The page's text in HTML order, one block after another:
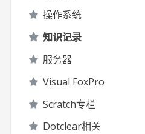
操作系统
知识记录
服务器
Visual FoxPro
Scratch专栏
Dotclear相关